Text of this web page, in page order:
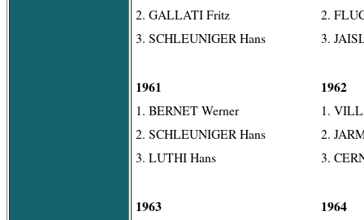
2. GALLATI Fritz
3. SCHLEUNIGER Hans
1961
1. BERNET Werner
2. SCHLEUNIGER Hans
3. LUTHI Hans
1963
2.
3.
1962
1.
2.
3.
1964